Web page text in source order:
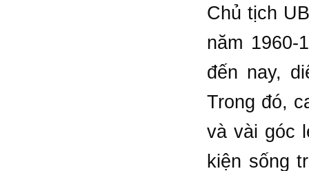
Chủ tịch
năm 1960-
đến nay,
Trong đó,
và vài góc
kiện sống